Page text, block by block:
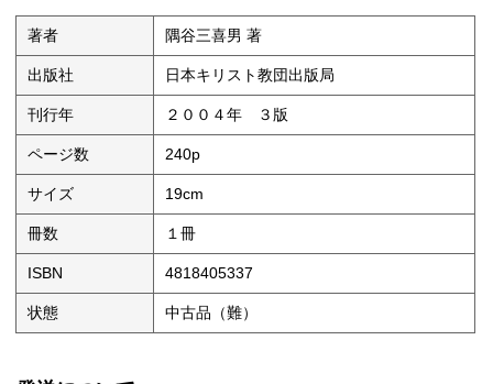
著者 隅谷三喜男 著
出版社 日本キリスト教団出版局
刊行年 ２００４年 ３版
ページ数 240p
サイズ 19cm
冊数 １冊
ISBN 4818405337
状態 中古品（難）